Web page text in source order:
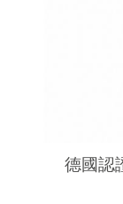
德國認